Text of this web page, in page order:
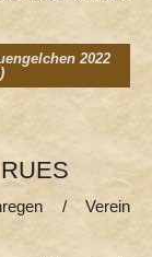
2022
/ Verein